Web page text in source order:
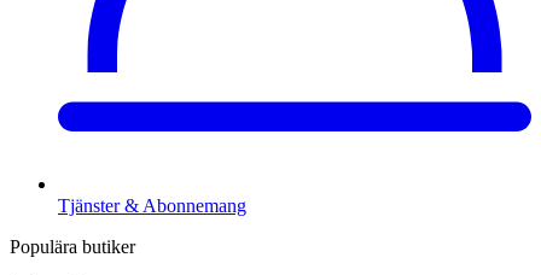
Tjänster & Abonnemang
Populära butiker